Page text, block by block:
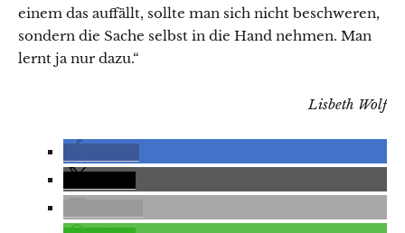
einem das auffällt, sollte man sich nicht beschweren,
sondern die Sache selbst in die Hand nehmen. Man
lernt ja nur dazu.“
Lisbeth Wolf